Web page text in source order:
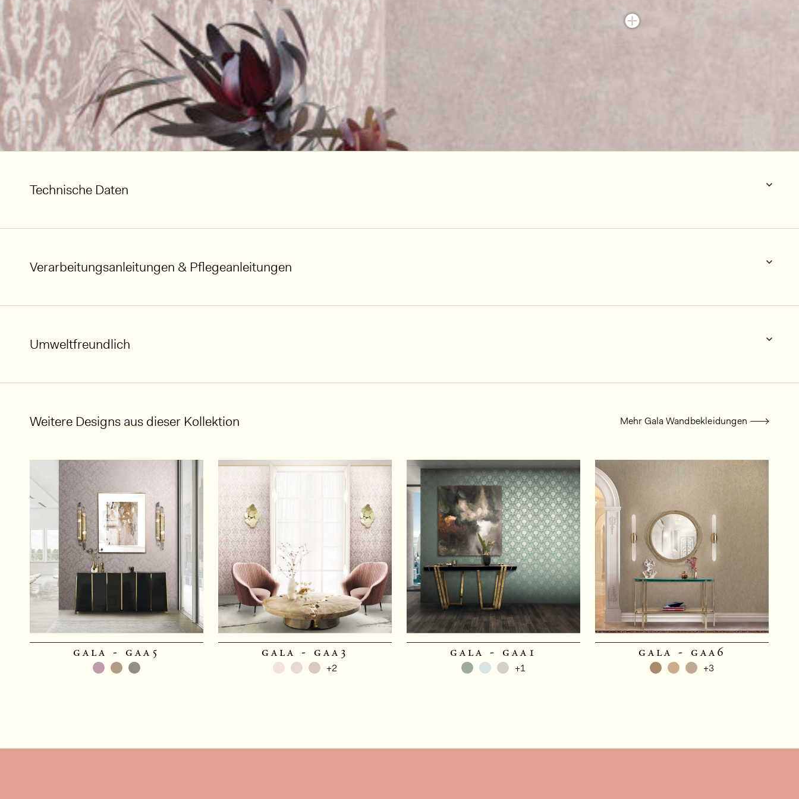
Technische Daten
Verarbeitungsanleitungen & Pflegeanleitungen
Umweltfreundlich
Weitere Designs aus dieser Kollektion Mehr Gala Wandbekleidungen
gala - gaa5 gala - gaa3
+2
gala - gaa1
+1
gala - gaa6
+3